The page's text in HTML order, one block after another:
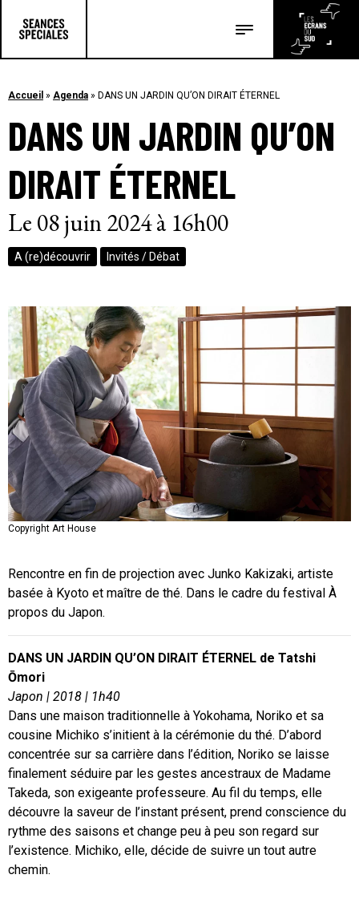
Les articles
Accueil » Agenda » DANS UN JARDIN QU’ON DIRAIT ÉTERNEL
DANS UN JARDIN QU’ON
DIRAIT ÉTERNEL
Le 08 juin 2024 à 16h00
A (re)découvrir Invités / Débat
Copyright Art House
Copyright Art House
Rencontre en fin de projection avec Junko Kakizaki, artiste
basée à Kyoto et maître de thé. Dans le cadre du festival À
propos du Japon.
DANS UN JARDIN QU’ON DIRAIT ÉTERNEL de Tatshi
Ōmori
Japon | 2018 | 1h40
Dans une maison traditionnelle à Yokohama, Noriko et sa
cousine Michiko s’initient à la cérémonie du thé. D’abord
concentrée sur sa carrière dans l’édition, Noriko se laisse
finalement séduire par les gestes ancestraux de Madame
Takeda, son exigeante professeure. Au fil du temps, elle
découvre la saveur de l’instant présent, prend conscience du
rythme des saisons et change peu à peu son regard sur
l’existence. Michiko, elle, décide de suivre un tout autre
chemin.